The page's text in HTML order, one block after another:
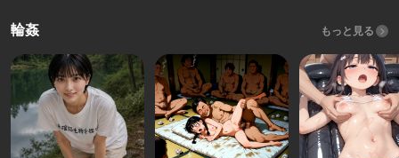
輪姦 もっと見る